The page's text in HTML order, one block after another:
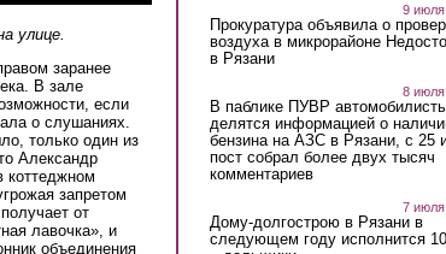
улице.
заранее
В зале
если
о слушаниях.
только один из
Александр
коттеджном
запретом
от
лавочка», и
объединения
9 июля
Прокуратура объявила о
воздуха в микрорайоне
в Рязани
8 июля
В паблике ПУВР
делятся информацией о
бензина на АЗС в Рязани, с 25
пост собрал более двух тысяч
комментариев
7 июля
Дому-долгострою в Рязани в
следующем году исполнится